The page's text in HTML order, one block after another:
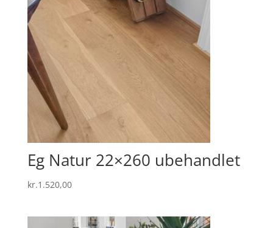
Eg Natur 22×260 ubehandlet
kr.1.520,00